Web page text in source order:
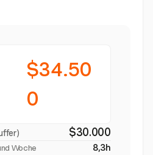
$34.50
0
$30.000
Woche 8,3h